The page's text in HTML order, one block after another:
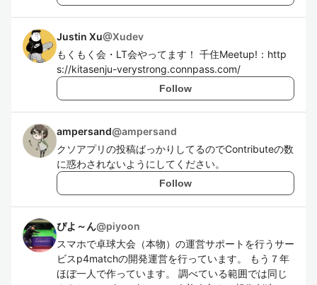
Justin Xu@Xudev
もくもく会・LT会やってます！ 千住Meetup!：http
s://kitasenju-verystrong.connpass.com/
Follow
ampersand@ampersand
クソアプリの投稿ばっかりしてるのでContributeの数
に惑わされないようにしてください。
Follow
ぴよ～ん@piyoon
スマホで卓球大会（本物）の運営サポートを行うサー
ビスp4matchの開発運営を行っています。 もう７年
ほぼ一人で作っています。 調べている範囲では同じ